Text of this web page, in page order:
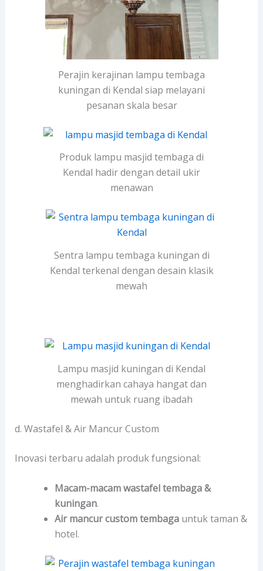
Perajin kerajinan lampu tembaga
kuningan di Kendal siap melayani
pesanan skala besar
Produk lampu masjid tembaga di
Kendal hadir dengan detail ukir
menawan
Sentra lampu tembaga kuningan di
Kendal terkenal dengan desain klasik
mewah
Lampu masjid kuningan di Kendal
menghadirkan cahaya hangat dan
mewah untuk ruang ibadah
d. Wastafel & Air Mancur Custom
Inovasi terbaru adalah produk fungsional:
Macam-macam wastafel tembaga &
kuningan.
Air mancur custom tembagauntuk taman &
hotel.